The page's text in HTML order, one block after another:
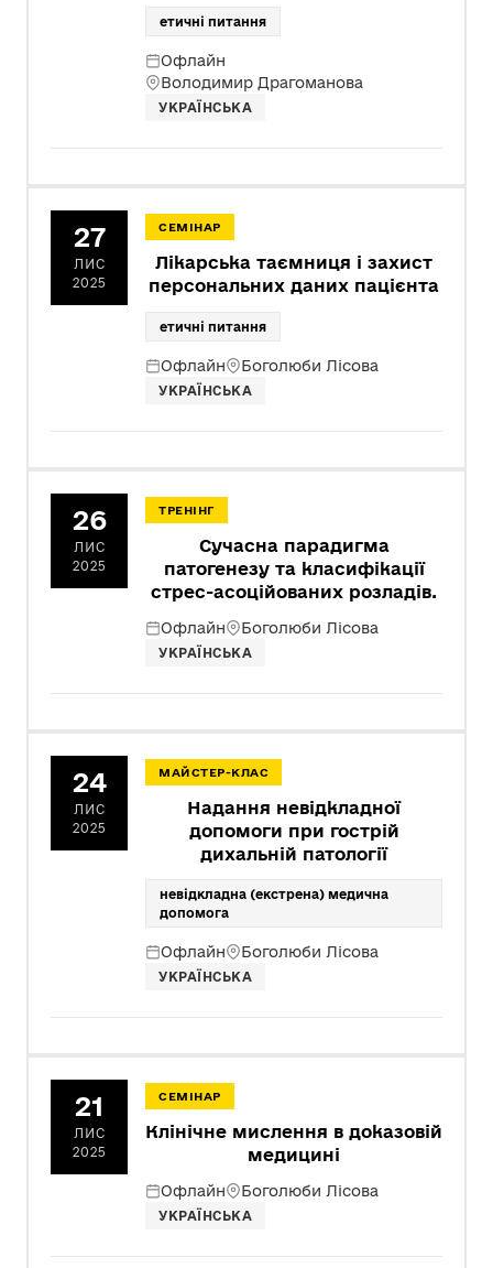
етичні питання
Офлайн
Володимир Драгоманова
УКРАЇНСЬКА
27
ЛИС
2025
СЕМІНАР
Лікарська таємниця і захист
персональних даних пацієнта
етичні питання
Офлайн Боголюби Лісова
УКРАЇНСЬКА
26
ЛИС
2025
ТРЕНІНГ
Сучасна парадигма
патогенезу та класифікації
стрес-асоційованих розладів.
Офлайн Боголюби Лісова
УКРАЇНСЬКА
24
ЛИС
2025
МАЙСТЕР-КЛАС
Надання невідкладної
допомоги при гострій
дихальній патології
невідкладна (екстрена) медична
допомога
Офлайн Боголюби Лісова
УКРАЇНСЬКА
21
ЛИС
2025
СЕМІНАР
Клінічне мислення в доказовій
медицині
Офлайн Боголюби Лісова
УКРАЇНСЬКА